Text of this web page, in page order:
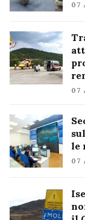
07
07
le
07